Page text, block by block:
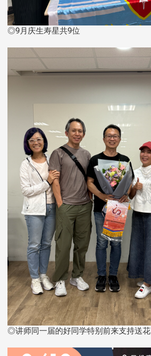
◎9月庆生寿星共9位
◎讲师同一届的好同学特别前来支持送花